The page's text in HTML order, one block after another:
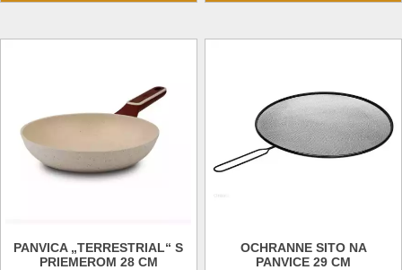
PANVICA „TERRESTRIAL“ S
PRIEMEROM 28 CM
OCHRANNE SITO NA
PANVICE 29 CM